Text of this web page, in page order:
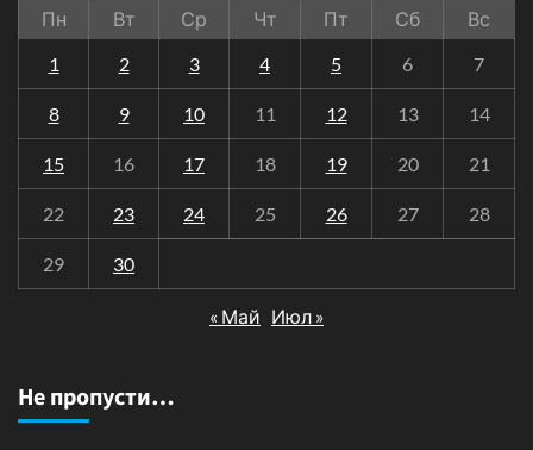
Пн
Вт Ср Чт Пт Сб
Вс
1
2 3 4 5 6 7
8 9 10 11 12 13 14
15 16 17 18 19 20 21
22 23 24 25 26 27 28
29 30
« Май Июл »
Не пропусти…